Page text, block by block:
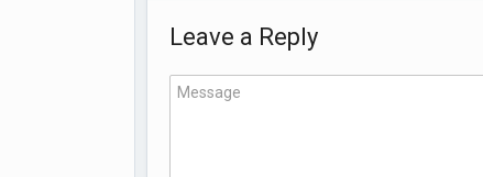
Leave a Reply